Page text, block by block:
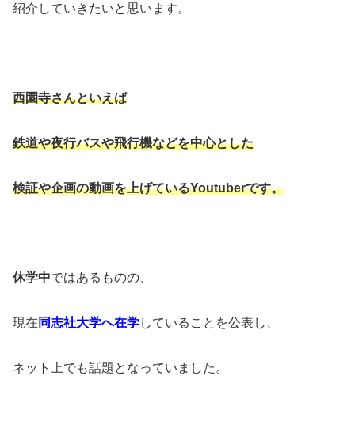
紹介していきたいと思います。
西園寺さんといえば
鉄道や夜行バスや飛行機などを中心とした
検証や企画の動画を上げているYoutuberです。
休学中ではあるものの、
現在 同志社大学へ在学していることを公表し、
ネット上でも話題となっていました。